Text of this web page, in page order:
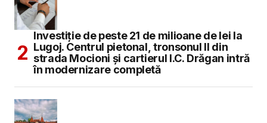
Investiție de peste 21 de milioane de lei la
Lugoj. Centrul pietonal, tronsonul II din
strada Mocioni și cartierul I.C. Drăgan intră
în modernizare completă